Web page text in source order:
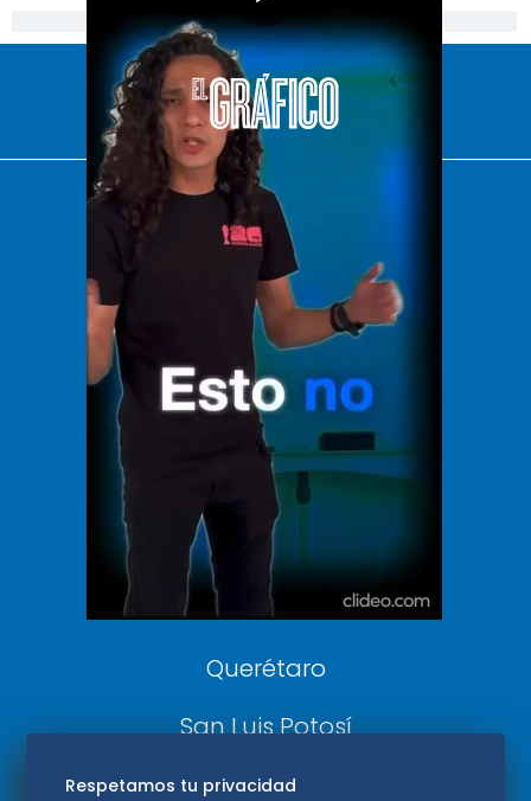
[Publicidad]
El Universal
Vive USA
Clase
De 10 sports
DeDinero
Confabulario
Aviso Oportuno
Consultas
Querétaro
San Luis Potosí
Edomex
Respetamos tu privacidad